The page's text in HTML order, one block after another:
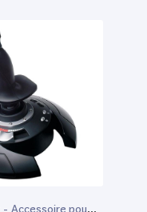
- Accessoire pour